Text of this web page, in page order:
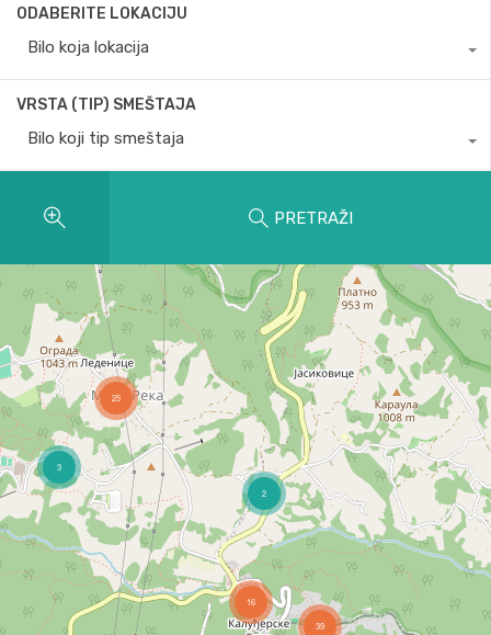
ODABERITE LOKACIJU
Bilo koja lokacija
VRSTA (TIP) SMEŠTAJA
Bilo koji tip smeštaja
PRETRAŽI
3
25
2
39
16